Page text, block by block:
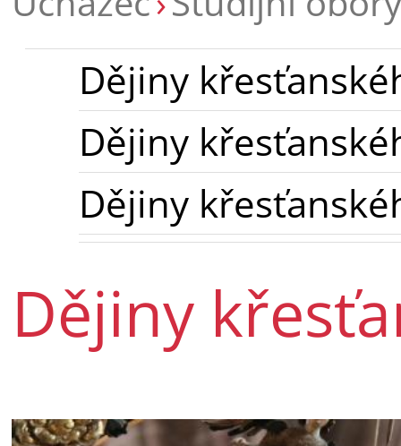
Dějiny
Dějiny
Dějiny
Dějiny